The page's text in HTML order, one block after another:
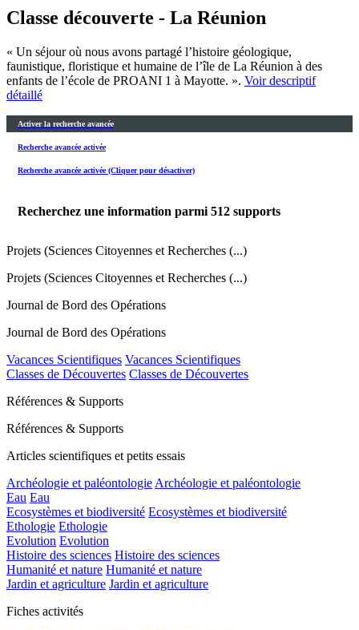
Classe découverte - La Réunion
« Un séjour où nous avons partagé l’histoire géologique,
faunistique, floristique et humaine de l’île de La Réunion à des
enfants de l’école de PROANI 1 à Mayotte. ». Voir descriptif
détaillé
Activer la recherche avancée
Recherche avancée activée
Recherche avancée activée (Cliquer pour désactiver)
Recherchez une information parmi 512 supports
Projets (Sciences Citoyennes et Recherches (...)
Projets (Sciences Citoyennes et Recherches (...)
Journal de Bord des Opérations
Journal de Bord des Opérations
Vacances Scientifiques Vacances Scientifiques
Classes de Découvertes Classes de Découvertes
Références & Supports
Références & Supports
Articles scientifiques et petits essais
Archéologie et paléontologie Archéologie et paléontologie
Eau Eau
Ecosystèmes et biodiversité Ecosystèmes et biodiversité
Ethologie Ethologie
Evolution Evolution
Histoire des sciences Histoire des sciences
Humanité et nature Humanité et nature
Jardin et agriculture Jardin et agriculture
Fiches activités